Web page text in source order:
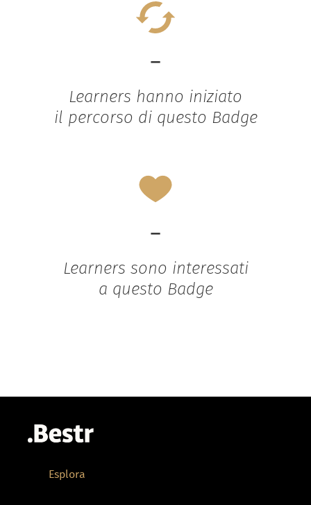
-
Learners hanno iniziato
il percorso di questo Badge
-
Learners sono interessati
a questo Badge
Esplora